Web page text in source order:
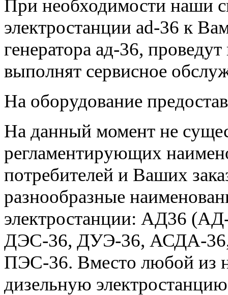
При необходимости наши
электростанции ad-36 к
генератора ад-36,
выполнят сервисное
На оборудование
На данный момент не
регламентирующих
потребителей и Ваших
разнообразные
электростанции: АД36
ДЭС-36, ДУЭ-36, АСДА-
ПЭС-36. Вместо любой из
дизельную